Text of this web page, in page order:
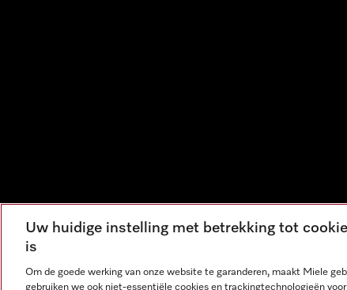
Uw huidige instelling met betrekking tot
is
Om de goede werking van onze website te garanderen, maakt Miele
gebruiken we ook niet-essentiële cookies en trackingtechnologieën